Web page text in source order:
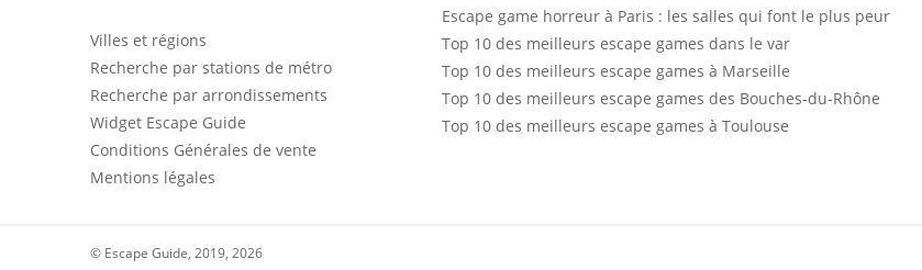
Villes et régions
Recherche par stations de métro
Recherche par arrondissements
Widget Escape Guide
Conditions Générales de vente
Mentions légales
Escape game horreur à Paris : les salles qui font le plus peur
Top 10 des meilleurs escape games dans le var
Top 10 des meilleurs escape games à Marseille
Top 10 des meilleurs escape games des Bouches-du-Rhône
Top 10 des meilleurs escape games à Toulouse
© Escape Guide, 2019, 2026